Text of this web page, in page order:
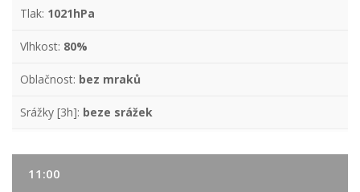
Tlak: 1021hPa
Vlhkost: 80%
Oblačnost: bez mraků
Srážky [3h]: beze srážek
11:00